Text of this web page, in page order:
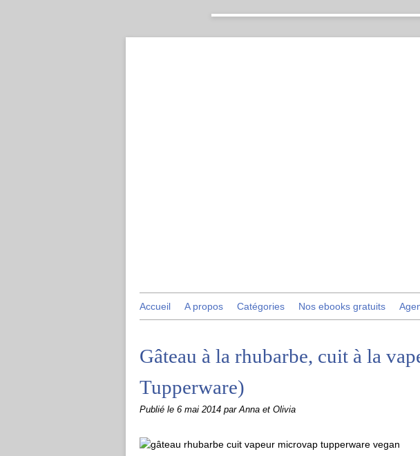
Accueil A propos Catégories Nos ebooks gratuits
Gâteau à la rhubarbe, cuit à la
Tupperware)
Publié le 6 mai 2014 par Anna et Olivia